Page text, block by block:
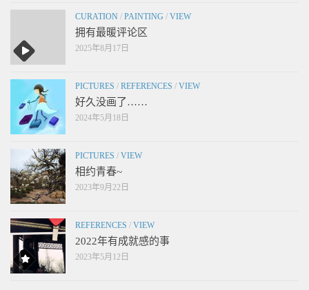
CURATION / PAINTING / VIEW
拥有最暖评论区
2025年8月17日
PICTURES / REFERENCES / VIEW
好久没画了……
2024年5月18日
PICTURES / VIEW
相约青春~
2023年9月22日
REFERENCES / VIEW
2022年有成就感的事
2023年5月12日